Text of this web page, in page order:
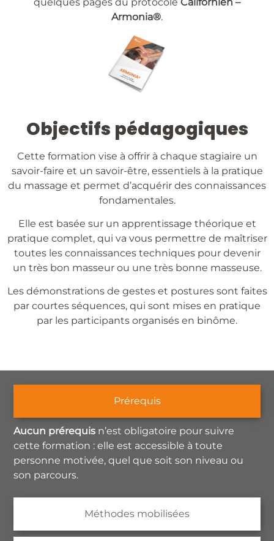
Armonia®.
Objectifs pédagogiques
Cette formation vise à offrir à chaque stagiaire un
savoir-faire et un savoir-être, essentiels à la pratique
du massage et permet d’acquérir des connaissances
fondamentales.
Elle est basée sur un apprentissage théorique et
pratique complet, qui va vous permettre de maîtriser
toutes les connaissances techniques pour devenir
un très bon masseur ou une très bonne masseuse.
Les démonstrations de gestes et postures sont faites
par courtes séquences, qui sont mises en pratique
par les participants organisés en binôme.
Prérequis
Méthodes mobilisées
Aucun prérequis n’est obligatoire pour suivre
cette formation : elle est accessible à toute
personne motivée, quel que soit son niveau ou
son parcours.